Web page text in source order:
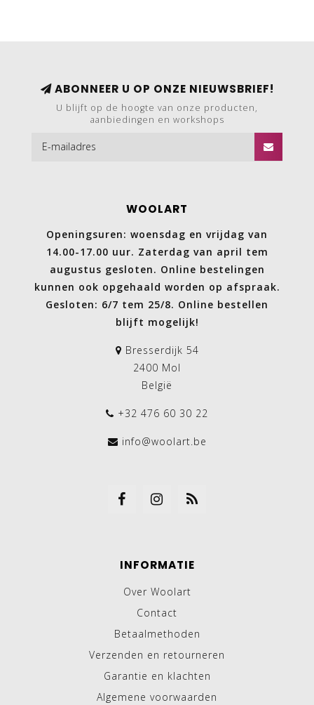
ABONNEER U OP ONZE NIEUWSBRIEF!
U blijft op de hoogte van onze producten,
aanbiedingen en workshops
WOOLART
Openingsuren: woensdag en vrijdag van
14.00-17.00 uur. Zaterdag van april tem
augustus gesloten. Online bestelingen
kunnen ook opgehaald worden op afspraak.
Gesloten: 6/7 tem 25/8. Online bestellen
blijft mogelijk!
Bresserdijk 54
2400 Mol
België
+32 476 60 30 22
info@woolart.be
INFORMATIE
Over Woolart
Contact
Betaalmethoden
Verzenden en retourneren
Garantie en klachten
Algemene voorwaarden